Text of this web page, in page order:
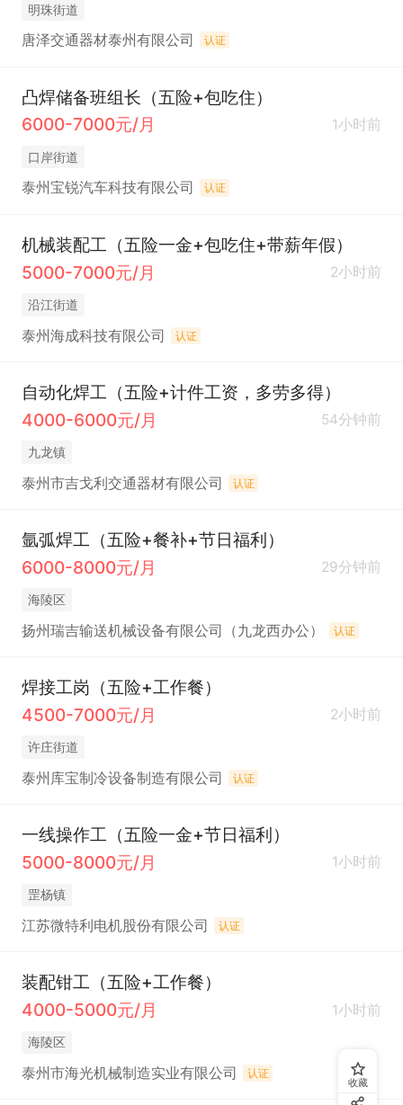
明珠街道
唐泽交通器材泰州有限公司 认证
凸焊储备班组长（五险+包吃住）
6000-7000元/月
1小时前
口岸街道
泰州宝锐汽车科技有限公司 认证
机械装配工（五险一金+包吃住+带薪年假）
5000-7000元/月
2小时前
沿江街道
泰州海成科技有限公司 认证
自动化焊工（五险+计件工资，多劳多得）
4000-6000元/月
54分钟前
九龙镇
泰州市吉戈利交通器材有限公司 认证
氩弧焊工（五险+餐补+节日福利）
6000-8000元/月
29分钟前
海陵区
扬州瑞吉输送机械设备有限公司（九龙西办公） 认证
焊接工岗（五险+工作餐）
4500-7000元/月
2小时前
许庄街道
泰州库宝制冷设备制造有限公司 认证
一线操作工（五险一金+节日福利）
5000-8000元/月
1小时前
罡杨镇
江苏微特利电机股份有限公司 认证
装配钳工（五险+工作餐）
4000-5000元/月
1小时前
海陵区
泰州市海光机械制造实业有限公司 认证
收藏